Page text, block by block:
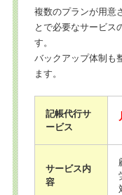
複数のプランが用意
とで必要なサービス
す。
バックアップ体制も
ます。
記帳代行サ
ービス
サービス内
容